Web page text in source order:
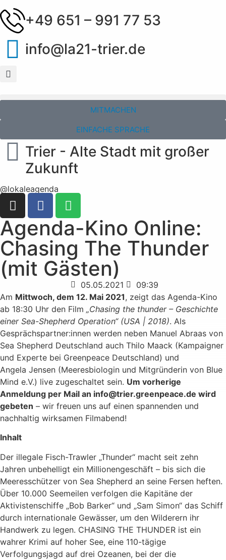
+49 651 – 991 77 53
info@la21-trier.de
MITMACHEN
EINFACHE SPRACHE
Trier - Alte Stadt mit großer
Zukunft
@lokaleagenda
Agenda-Kino Online:
Chasing The Thunder
(mit Gästen)
05.05.2021
09:39
Am Mittwoch, dem 12. Mai 2021, zeigt das Agenda-Kino
ab 18:30 Uhr den Film „Chasing the thunder – Geschichte
einer Sea-Shepherd Operation“ (USA | 2018). Als
Gesprächspartner:innen werden neben Manuel Abraas von
Sea Shepherd Deutschland auch Thilo Maack (Kampaigner
und Experte bei Greenpeace Deutschland) und
Angela Jensen (Meeresbiologin und Mitgründerin von Blue
Mind e.V.) live zugeschaltet sein. Um vorherige
Anmeldung per Mail an info@trier.greenpeace.de wird
gebeten – wir freuen uns auf einen spannenden und
nachhaltig wirksamen Filmabend!
Inhalt
Der illegale Fisch-Trawler „Thunder“ macht seit zehn
Jahren unbehelligt ein Millionengeschäft – bis sich die
Meeresschützer von Sea Shepherd an seine Fersen heften.
Über 10.000 Seemeilen verfolgen die Kapitäne der
Aktivistenschiffe „Bob Barker“ und „Sam Simon“ das Schiff
durch internationale Gewässer, um den Wilderern ihr
Handwerk zu legen. CHASING THE THUNDER ist ein
wahrer Krimi auf hoher See, eine 110-tägige
Verfolgungsjagd auf drei Ozeanen, bei der die